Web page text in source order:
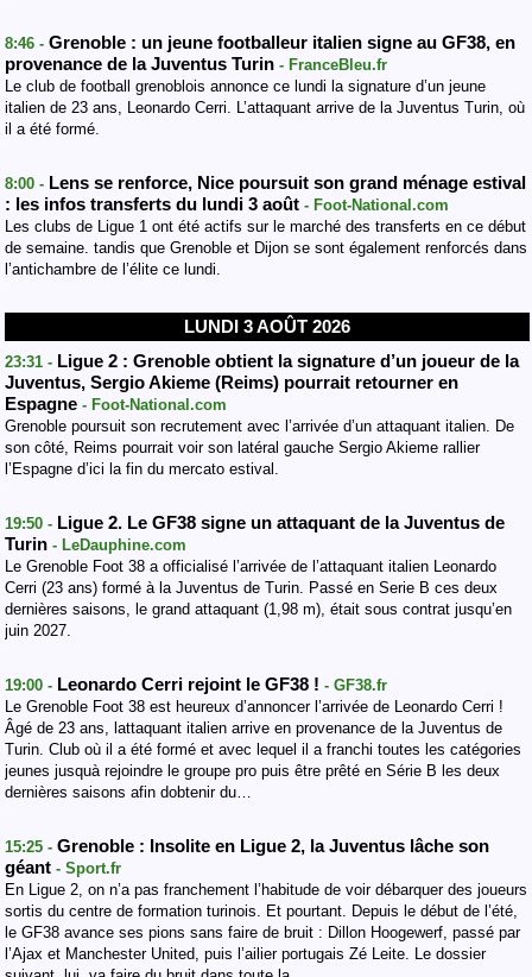
8:46 - Grenoble : un jeune footballeur italien signe au GF38, en
provenance de la Juventus Turin - FranceBleu.fr
Le club de football grenoblois annonce ce lundi la signature d’un jeune
italien de 23 ans, Leonardo Cerri. L’attaquant arrive de la Juventus Turin, où
il a été formé.
8:00 - Lens se renforce, Nice poursuit son grand ménage estival
: les infos transferts du lundi 3 août - Foot-National.com
Les clubs de Ligue 1 ont été actifs sur le marché des transferts en ce début
de semaine. tandis que Grenoble et Dijon se sont également renforcés dans
l’antichambre de l’élite ce lundi.
LUNDI 3 AOÛT 2026
23:31 - Ligue 2 : Grenoble obtient la signature d’un joueur de la
Juventus, Sergio Akieme (Reims) pourrait retourner en
Espagne - Foot-National.com
Grenoble poursuit son recrutement avec l’arrivée d’un attaquant italien. De
son côté, Reims pourrait voir son latéral gauche Sergio Akieme rallier
l’Espagne d’ici la fin du mercato estival.
19:50 - Ligue 2. Le GF38 signe un attaquant de la Juventus de
Turin - LeDauphine.com
Le Grenoble Foot 38 a officialisé l’arrivée de l’attaquant italien Leonardo
Cerri (23 ans) formé à la Juventus de Turin. Passé en Serie B ces deux
dernières saisons, le grand attaquant (1,98 m), était sous contrat jusqu’en
juin 2027.
19:00 - Leonardo Cerri rejoint le GF38 ! - GF38.fr
Le Grenoble Foot 38 est heureux d’annoncer l’arrivée de Leonardo Cerri !
Âgé de 23 ans, lattaquant italien arrive en provenance de la Juventus de
Turin. Club où il a été formé et avec lequel il a franchi toutes les catégories
jeunes jusquà rejoindre le groupe pro puis être prêté en Série B les deux
dernières saisons afin dobtenir du…
15:25 - Grenoble : Insolite en Ligue 2, la Juventus lâche son
géant - Sport.fr
En Ligue 2, on n’a pas franchement l’habitude de voir débarquer des joueurs
sortis du centre de formation turinois. Et pourtant. Depuis le début de l’été,
le GF38 avance ses pions sans faire de bruit : Dillon Hoogewerf, passé par
l’Ajax et Manchester United, puis l’ailier portugais Zé Leite. Le dossier